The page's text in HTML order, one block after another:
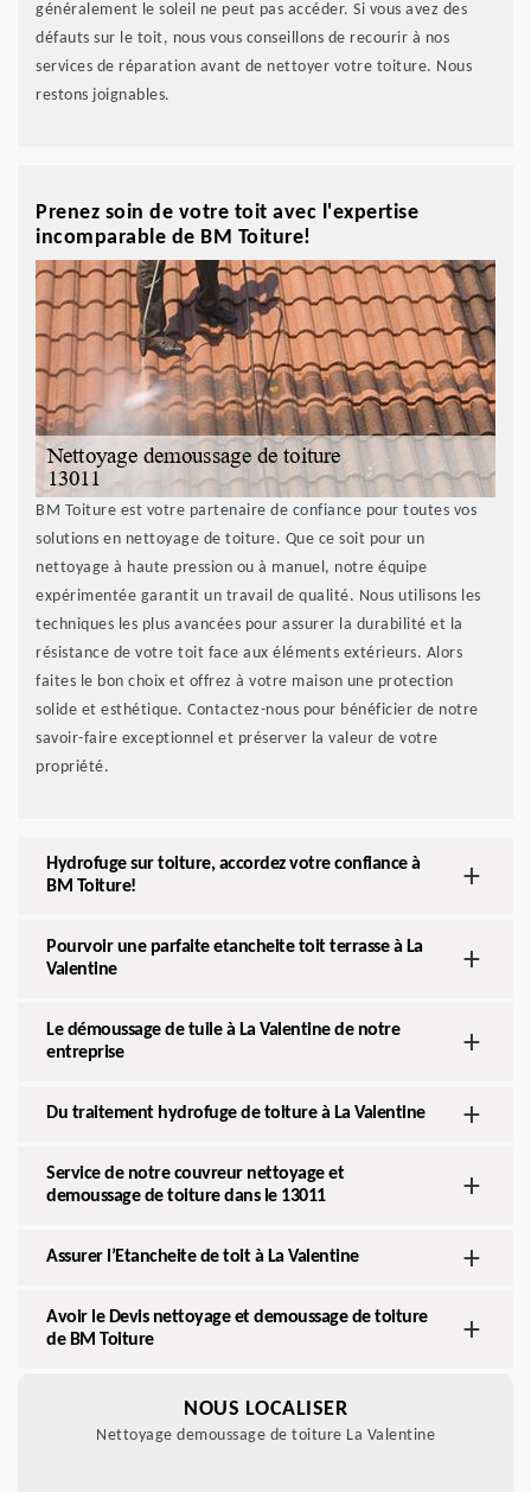
généralement le soleil ne peut pas accéder. Si vous avez des
défauts sur le toit, nous vous conseillons de recourir à nos
services de réparation avant de nettoyer votre toiture. Nous
restons joignables.
Prenez soin de votre toit avec l'expertise
incomparable de BM Toiture!
BM Toiture est votre partenaire de confiance pour toutes vos
solutions en nettoyage de toiture. Que ce soit pour un
nettoyage à haute pression ou à manuel, notre équipe
expérimentée garantit un travail de qualité. Nous utilisons les
techniques les plus avancées pour assurer la durabilité et la
résistance de votre toit face aux éléments extérieurs. Alors
faites le bon choix et offrez à votre maison une protection
solide et esthétique. Contactez-nous pour bénéficier de notre
savoir-faire exceptionnel et préserver la valeur de votre
propriété.
Hydrofuge sur toiture, accordez votre confiance à
BM Toiture!
Pourvoir une parfaite etancheite toit terrasse à La
Valentine
Le démoussage de tuile à La Valentine de notre
entreprise
Du traitement hydrofuge de toiture à La Valentine
Service de notre couvreur nettoyage et
demoussage de toiture dans le 13011
Assurer l’Etancheite de toit à La Valentine
Avoir le Devis nettoyage et demoussage de toiture
de BM Toiture
NOUS LOCALISER
Nettoyage demoussage de toiture La Valentine